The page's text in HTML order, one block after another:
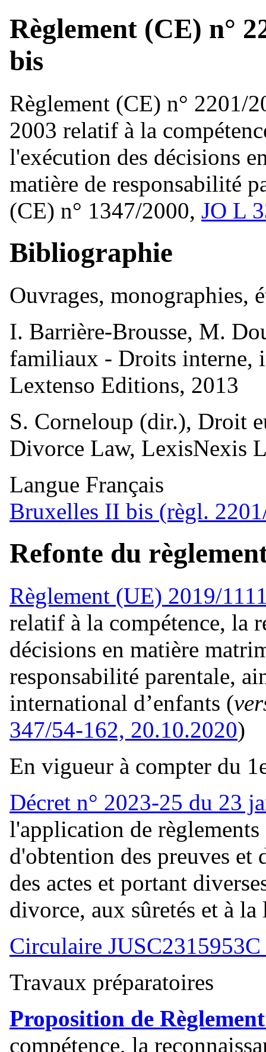
Règlement (CE) n°
bis
Règlement (CE) n° 2201/
2003 relatif à la
l'exécution des décisions
matière de responsabilité
(CE) n° 1347/2000, JO L
Bibliographie
Ouvrages, monographies,
I. Barrière-Brousse, M.
familiaux - Droits interne,
Lextenso Editions, 2013
S. Corneloup (dir.), Droit
Divorce Law, LexisNexis
Langue Français
Bruxelles II bis (règl.
Refonte du
Règlement (UE) 2019/
relatif à la compétence, la
décisions en matière
responsabilité parentale,
international d’enfants (
347/54-162, 20.10.2020)
En vigueur à compter du
Décret n° 2023-25 du 23
l'application de
d'obtention des preuves
des actes et portant
divorce, aux sûretés et à
Circulaire
Travaux préparatoires
Proposition de
compétence, la